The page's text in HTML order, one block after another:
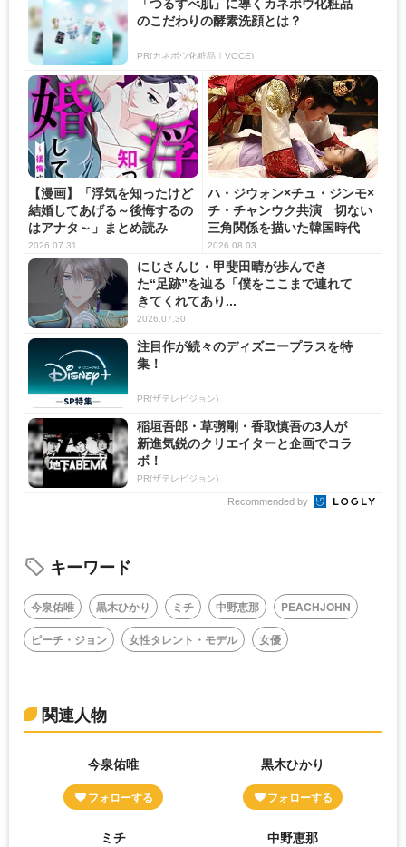
「つるすべ肌」に導くカネボウ化粧品
のこだわりの酵素洗顔とは？
PR(カネボウ化粧品｜VOCE)
【漫画】「浮気を知ったけど
結婚してあげる～後悔するの
はアナタ～」まとめ読み
2026.07.31
ハ・ジウォン×チュ・ジンモ×
チ・チャンウク共演 切ない
三角関係を描いた韓国時代
劇...
2026.08.03
にじさんじ・甲斐田晴が歩んでき
た“足跡”を辿る「僕をここまで連れて
きてくれてあり...
2026.07.30
注目作が続々のディズニープラスを特
集！
PR(ザテレビジョン)
稲垣吾郎・草彅剛・香取慎吾の3人が
新進気鋭のクリエイターと企画でコラ
ボ！
PR(ザテレビジョン)
Recommended by
キーワード
今泉佑唯 黒木ひかり ミチ 中野恵那
PEACHJOHN
ピーチ・ジョン
女性タレント・モデル 女優
関連人物
今泉佑唯 黒木ひかり
ミチ 中野恵那